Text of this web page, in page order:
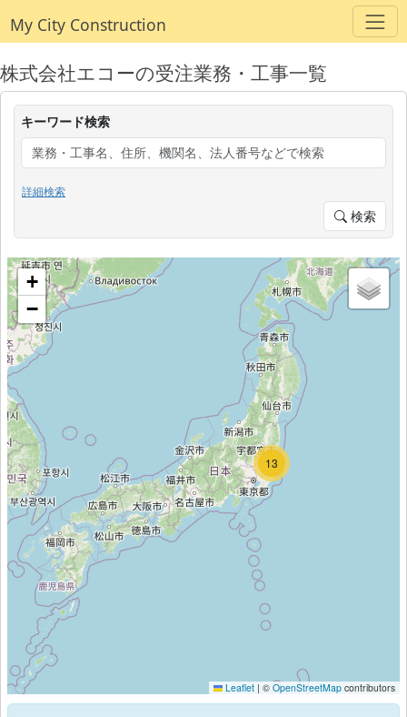
My City Construction
株式会社エコーの受注業務・工事一覧
キーワード検索
詳細検索
検索
12
13
+
−
Leaflet | © OpenStreetMap contributors